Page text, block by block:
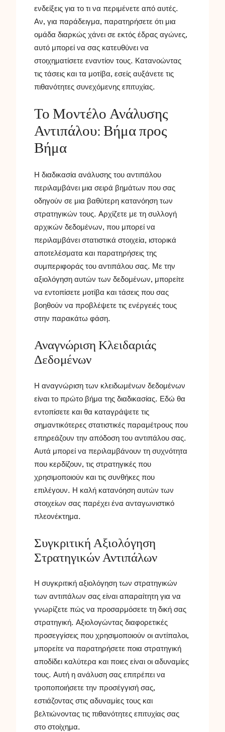
ενδείξεις για το τι να περιμένετε από αυτές.
Αν, για παράδειγμα, παρατηρήσετε ότι μια
ομάδα διαρκώς χάνει σε εκτός έδρας αγώνες,
αυτό μπορεί να σας κατευθύνει να
στοιχηματίσετε εναντίον τους. Κατανοώντας
τις τάσεις και τα μοτίβα, εσείς αυξάνετε τις
πιθανότητες συνεχόμενης επιτυχίας.
Το Μοντέλο Ανάλυσης
Αντιπάλου: Βήμα προς
Βήμα
Η διαδικασία ανάλυσης του αντιπάλου
περιλαμβάνει μια σειρά βημάτων που σας
οδηγούν σε μια βαθύτερη κατανόηση των
στρατηγικών τους. Αρχίζετε με τη συλλογή
αρχικών δεδομένων, που μπορεί να
περιλαμβάνει στατιστικά στοιχεία, ιστορικά
αποτελέσματα και παρατηρήσεις της
συμπεριφοράς του αντιπάλου σας. Με την
αξιολόγηση αυτών των δεδομένων, μπορείτε
να εντοπίσετε μοτίβα και τάσεις που σας
βοηθούν να προβλέψετε τις ενέργειές τους
στην παρακάτω φάση.
Αναγνώριση Κλειδαριάς
Δεδομένων
Η αναγνώριση των κλειδωμένων δεδομένων
είναι το πρώτο βήμα της διαδικασίας. Εδώ θα
εντοπίσετε και θα καταγράψετε τις
σημαντικότερες στατιστικές παραμέτρους που
επηρεάζουν την απόδοση του αντιπάλου σας.
Αυτά μπορεί να περιλαμβάνουν τη συχνότητα
που κερδίζουν, τις στρατηγικές που
χρησιμοποιούν και τις συνθήκες που
επιλέγουν. Η καλή κατανόηση αυτών των
στοιχείων σας παρέχει ένα ανταγωνιστικό
πλεονέκτημα.
Συγκριτική Αξιολόγηση
Στρατηγικών Αντιπάλων
Η συγκριτική αξιολόγηση των στρατηγικών
των αντιπάλων σας είναι απαραίτητη για να
γνωρίζετε πώς να προσαρμόσετε τη δική σας
στρατηγική. Αξιολογώντας διαφορετικές
προσεγγίσεις που χρησιμοποιούν οι αντίπαλοι,
μπορείτε να παρατηρήσετε ποια στρατηγική
αποδίδει καλύτερα και ποιες είναι οι αδυναμίες
τους. Αυτή η ανάλυση σας επιτρέπει να
τροποποιήσετε την προσέγγισή σας,
εστιάζοντας στις αδυναμίες τους και
βελτιώνοντας τις πιθανότητες επιτυχίας σας
στο στοίχημα.